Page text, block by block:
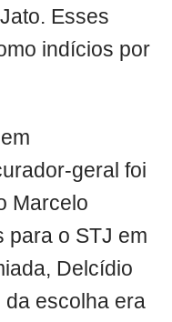
Esses
indícios por
geral foi
Marcelo
para o STJ em
Delcídio
da escolha era